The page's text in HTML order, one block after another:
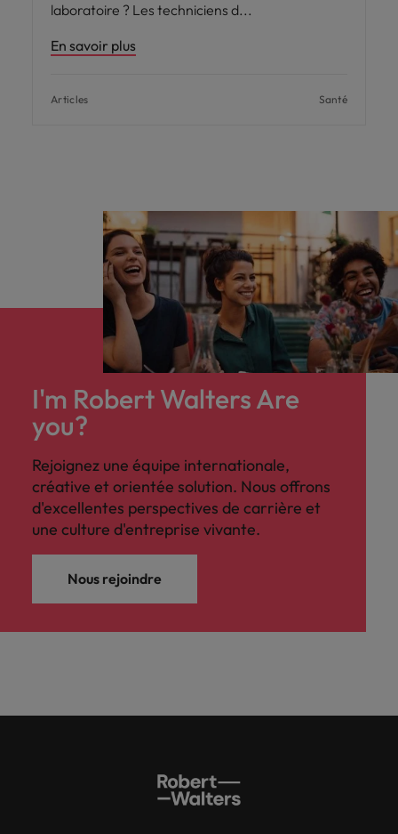
laboratoire ? Les techniciens d
En savoir plus
Articles Santé
I'm Robert Walters Are
you?
Rejoignez une équipe internationale,
créative et orientée solution. Nous offrons
d'excellentes perspectives de carrière et
une culture d'entreprise vivante.
Nous rejoindre